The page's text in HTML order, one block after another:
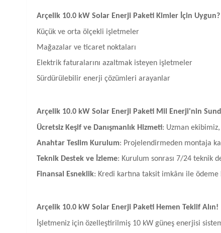
Arçelik 10.0 kW Solar Enerji Paketi Kimler İçin Uygun?
Küçük ve orta ölçekli işletmeler
Mağazalar ve ticaret noktaları
Elektrik faturalarını azaltmak isteyen işletmeler
Sürdürülebilir enerji çözümleri arayanlar
Arçelik 10.0 kW Solar Enerji Paketi Mil Enerji'nin
Ücretsiz Keşif ve Danışmanlık Hizmeti: Uzman
Anahtar Teslim Kurulum: Projelendirmeden montaja
Teknik Destek ve İzleme: Kurulum sonrası 7/24 teknik
Finansal Esneklik: Kredi kartına taksit imkânı ile ödeme
Arçelik 10.0 kW Solar Enerji Paketi Hemen Teklif Alın!
İşletmeniz için özelleştirilmiş 10 kW güneş enerjisi